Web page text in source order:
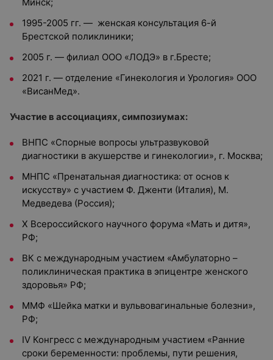
1995-2005 гг. — женская консультация 6-й
Брестской поликлиники;
2005 г. — филиал ООО «ЛОДЭ» в г.Бресте;
2021 г. — отделение «Гинекология и Урология» ООО
«ВисанМед».
Участие в ассоциациях, симпозиумах:
ВНПС «Спорные вопросы ультразвуковой
диагностики в акушерстве и гинекологии», г. Москва;
МНПС «Пренатальная диагностика: от основ к
искусству» с участием Ф. Дженти (Италия), М.
Медведева (Россия);
X Всероссийского научного форума «Мать и дитя»,
РФ;
ВК с международным участием «Амбулаторно –
поликлиническая практика в эпицентре женского
здоровья» РФ;
ММФ «Шейка матки и вульвовагинальные болезни»,
РФ;
IV Конгресс с международным участием «Ранние
сроки беременности: проблемы, пути решения,